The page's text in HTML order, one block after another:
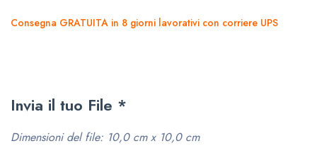
Consegna GRATUITA in 8 giorni lavorativi con corriere UPS
Invia il tuo File *
Dimensioni del file: 10,0 cm x 10,0 cm